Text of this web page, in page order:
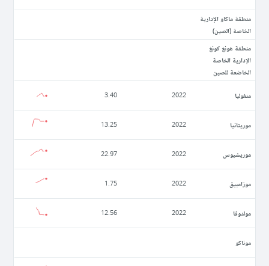
منطقة ماكاو الإدارية
الخاصة (الصين)
منطقة هونغ كونغ
الإدارية الخاصة
الخاضعة للصين
منغوليا 2022
3.40
موريتانيا 2022
13.25
موريشيوس 2022
22.97
موزامبيق 2022
1.75
مولدوفا 2022
12.56
موناكو